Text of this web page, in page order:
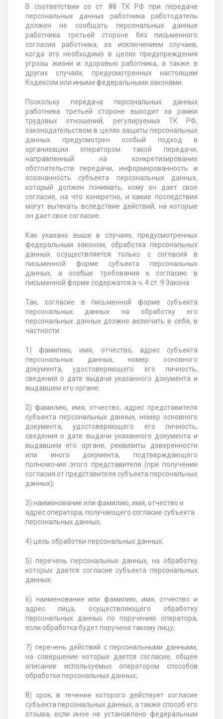
В соответствии со ст. 88 ТК РФ при передаче
персональных данных работника работодатель
должен не сообщать персональные данные
работника третьей стороне без письменного
согласия работника, за исключением случаев,
когда это необходимо в целях предупреждения
угрозы жизни и здоровью работника, а также в
других случаях, предусмотренных настоящим
Кодексом или иными федеральными законами.
Поскольку передача персональных данных
работника третьей стороне выходит за рамки
трудовых отношений, регулируемых ТК РФ,
законодательством в целях защиты персональных
данных предусмотрен особый подход в
организации оператором такой передачи,
направленный на конкретизирование
обстоятельств передачи, информированность и
осознанность субъекта персональных данных,
который должен понимать, кому он дает свое
согласие, на что конкретно, и какие последствия
могут вытекать вследствие действий, на которые
он дает свое согласие.
Как указано выше в случаях, предусмотренных
федеральным законом, обработка персональных
данных осуществляется только с согласия в
письменной форме субъекта персональных
данных, а особые требования к согласию в
письменной форме содержатся в ч. 4 ст. 9 Закона.
Так, согласие в письменной форме субъекта
персональных данных на обработку его
персональных данных должно включать в себя, в
частности:
1) фамилию, имя, отчество, адрес субъекта
персональных данных, номер основного
документа, удостоверяющего его личность,
сведения о дате выдачи указанного документа и
выдавшем его органе;
2) фамилию, имя, отчество, адрес представителя
субъекта персональных данных, номер основного
документа, удостоверяющего его личность,
сведения о дате выдачи указанного документа и
выдавшем его органе, реквизиты доверенности
или иного документа, подтверждающего
полномочия этого представителя (при получении
согласия от представителя субъекта персональных
данных);
3) наименование или фамилию, имя, отчество и
адрес оператора, получающего согласие субъекта
персональных данных;
4) цель обработки персональных данных;
5) перечень персональных данных, на обработку
которых дается согласие субъекта персональных
данных;
6) наименование или фамилию, имя, отчество и
адрес лица, осуществляющего обработку
персональных данных по поручению оператора,
если обработка будет поручена такому лицу;
7) перечень действий с персональными данными,
на совершение которых дается согласие, общее
описание используемых оператором способов
обработки персональных данных;
8) срок, в течение которого действует согласие
субъекта персональных данных, а также способ его
отзыва, если иное не установлено федеральным